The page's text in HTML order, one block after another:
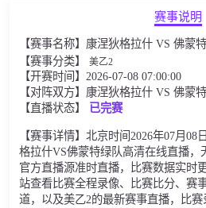
其他转播
赛事说明
【赛事名称】康涅狄格拉什 VS 佛蒙
【赛事分类】 美乙2
【开赛时间】2026-07-08 07:00:00
【对阵双方】康涅狄格拉什 VS 佛蒙
【直播状态】
已完赛
【赛事详情】北京时间2026年07月08
格拉什VS佛蒙特绿队高清在线直播，
官方直播源准时直播，比赛数据实时
站查看比赛全程录像、比赛比分、赛
道，以及美乙2的最新赛事直播，比